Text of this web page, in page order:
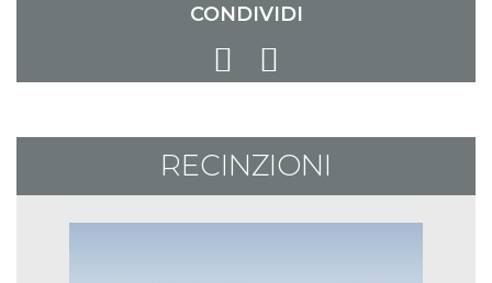
CONDIVIDI
RECINZIONI